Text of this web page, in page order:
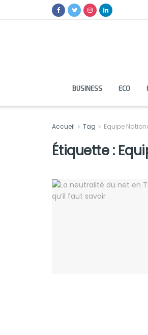
BUSINESS ECO
Accueil Tag Equipe
Étiquette :